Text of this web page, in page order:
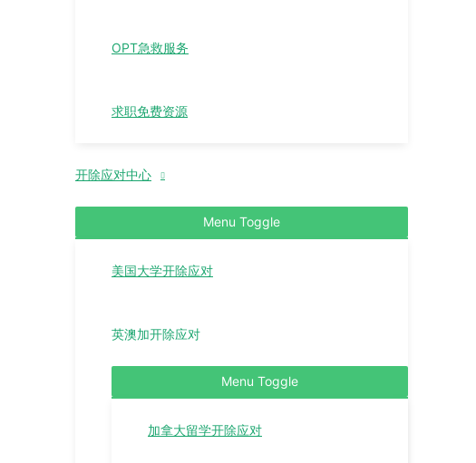
OPT急救服务
求职免费资源
开除应对中心
Menu Toggle
美国大学开除应对
英澳加开除应对
Menu Toggle
加拿大留学开除应对